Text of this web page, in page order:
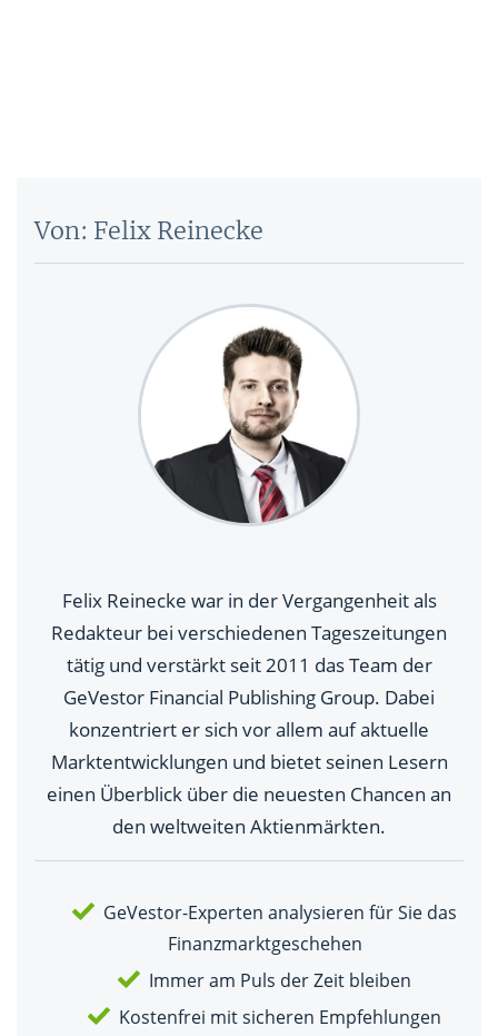
Von: Felix Reinecke
Felix Reinecke war in der Vergangenheit als
Redakteur bei verschiedenen Tageszeitungen
tätig und verstärkt seit 2011 das Team der
GeVestor Financial Publishing Group. Dabei
konzentriert er sich vor allem auf aktuelle
Marktentwicklungen und bietet seinen Lesern
einen Überblick über die neuesten Chancen an
den weltweiten Aktienmärkten.
GeVestor-Experten analysieren für Sie das
Finanzmarktgeschehen
Immer am Puls der Zeit bleiben
Kostenfrei mit sicheren Empfehlungen